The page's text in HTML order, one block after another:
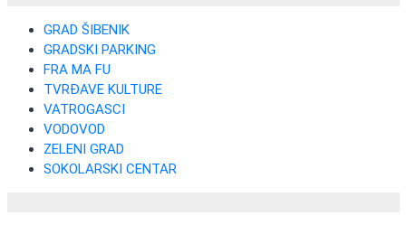
GRAD ŠIBENIK
GRADSKI PARKING
FRA MA FU
TVRĐAVE KULTURE
VATROGASCI
VODOVOD
ZELENI GRAD
SOKOLARSKI CENTAR